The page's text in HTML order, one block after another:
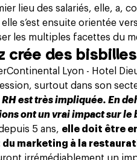
lieu des salariés, elle, a,
s’est ensuite orientée
les multiples facettes du
crée des bisbilles
Lyon - Hotel
surtout dans son
est très impliquée. En
ont un vrai impact sur le
5 ans, elle doit être
du marketing à la